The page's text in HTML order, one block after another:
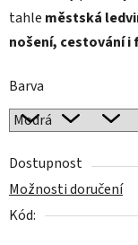
tahle městská
nošení, cestování i
Barva
Dostupnost
Možnosti doručení
Kód: